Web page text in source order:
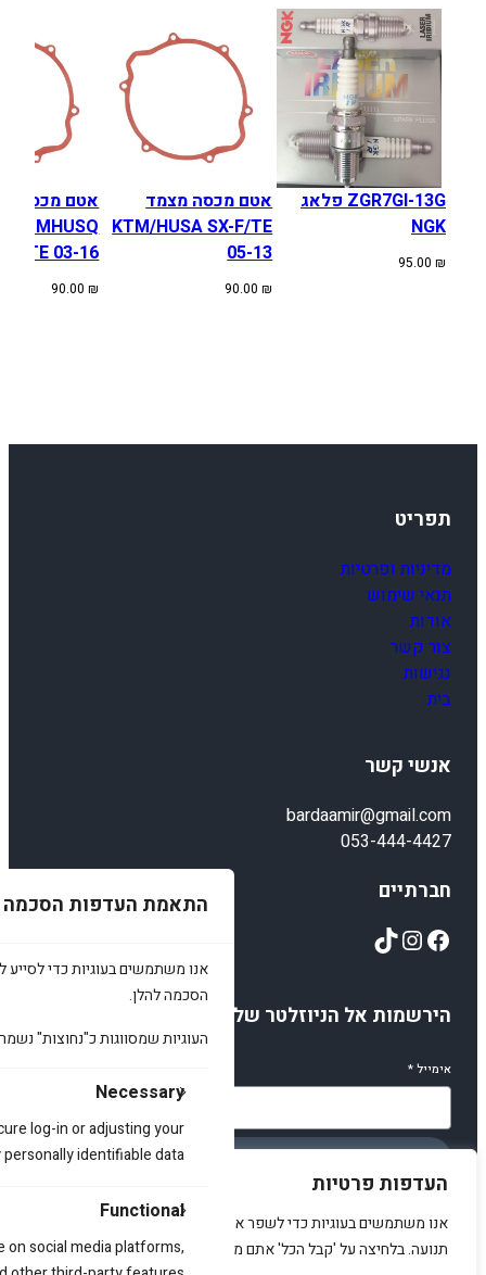
העדפות פרטיות
אנו משתמשים בעוגיות כדי לשפר את האתר, להציג תוכן מותאם ולנתח
תנועה. בלחיצה על 'קבל הכל' אתם מסכימים לכך.
התאמת העדפות הסכמה
אנו משתמשים בעוגיות כדי לסייע
הסכמה להלן.
העוגיות שמסווגות כ"נחוצות"
Necessary
log-in or adjusting your
identifiable data.
Functional
social media platforms,
ק
ס
ק
ס
ZGR7GI-13G פלאג
NGK
95.00 ₪
אטם מכסה מצמד
KTM/HUSA SX-F/TE
05-13
90.00₪
אטם מכסה
KTMHUSQ
TE 03-16
90.00₪
תפריט
מדיניות ופרטיות
תנאי שימוש
אודות
צור קשר
נגישות
בית
אנשי קשר
bardaamir@gmail.com
053-444-4427
חברתיים
Facebook
Instagram
TikTok
הירשמות אל הניוזלטר שלנו
אימייל*